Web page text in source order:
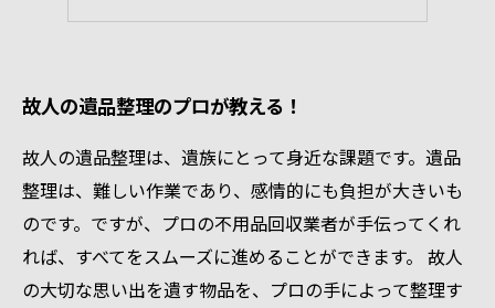
故人の遺品整理のプロが教える！
故人の遺品整理は、遺族にとって身近な課題です。遺品
整理は、難しい作業であり、感情的にも負担が大きいも
のです。ですが、プロの不用品回収業者が手伝ってくれ
れば、すべてをスムーズに進めることができます。 故人
の大切な思い出を遺す物品を、プロの手によって整理す